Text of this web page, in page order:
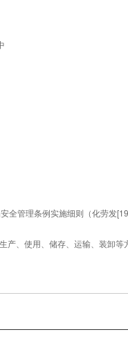
全管理条例实施细则（化劳发
产、使用、储存、运输、装卸等